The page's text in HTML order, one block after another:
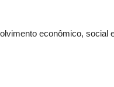
econômico, social